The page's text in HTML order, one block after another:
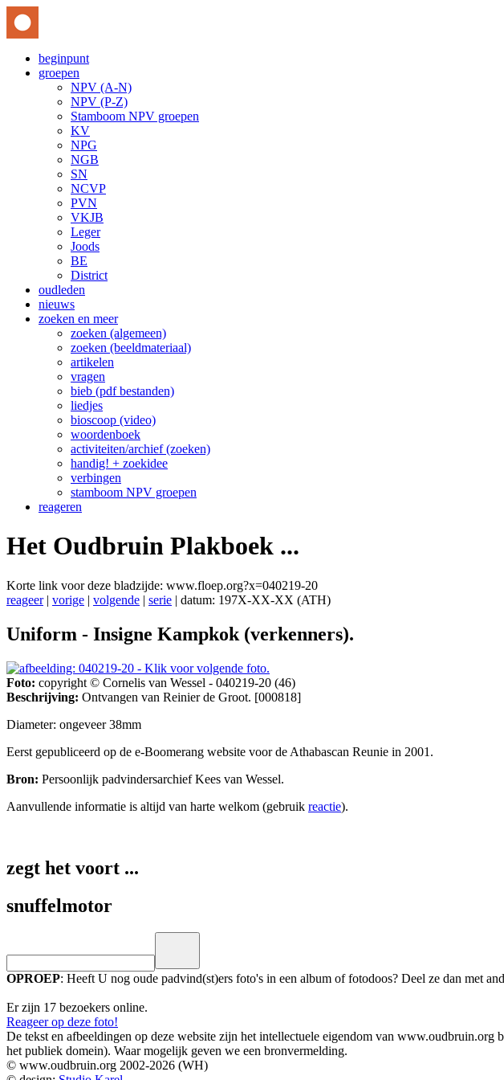
beginpunt
groepen
NPV (A-N)
NPV (P-Z)
Stamboom NPV groepen
KV
NPG
NGB
SN
NCVP
PVN
VKJB
Leger
Joods
BE
District
oudleden
nieuws
zoeken en meer
zoeken (algemeen)
zoeken (beeldmateriaal)
artikelen
vragen
bieb (pdf bestanden)
liedjes
bioscoop (video)
woordenboek
activiteiten/archief (zoeken)
handig! + zoekidee
verbingen
stamboom NPV groepen
reageren
Het Oudbruin Plakboek ...
Korte link voor deze bladzijde: www.floep.org?x=040219-20
reageer| vorige | volgende | serie | datum: 197X-XX-XX (ATH)
Uniform - Insigne Kampkok (verkenners).
Foto: copyright © Cornelis van Wessel - 040219-20 (46)
Beschrijving: Ontvangen van Reinier de Groot. [000818]
Diameter: ongeveer 38mm
Eerst gepubliceerd op de e-Boomerang website voor de Athabascan Reunie in 2001.
Bron: Persoonlijk padvindersarchief Kees van Wessel.
Aanvullende informatie is altijd van harte welkom (gebruik reactie).
zegt het voort ...
snuffelmotor
OPROEP: Heeft U nog oude padvind(st)ers foto's in een album of fotodoos? Deel ze dan met
Er zijn 17 bezoekers online.
Reageer op deze foto!
De tekst en afbeeldingen op deze website zijn het intellectuele eigendom van
het publiek domein). Waar mogelijk geven we een bronvermelding.
© www.oudbruin.org 2002-2026 (WH)